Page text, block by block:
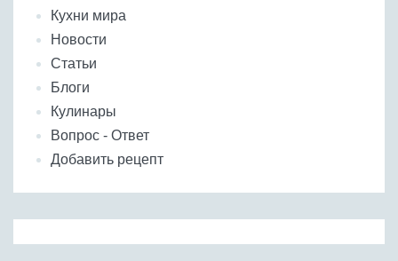
Кухни мира
Новости
Статьи
Блоги
Кулинары
Вопрос - Ответ
Добавить рецепт